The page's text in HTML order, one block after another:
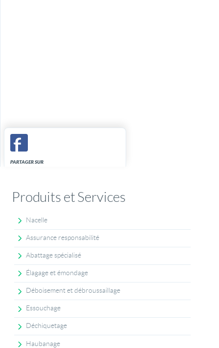
PARTAGER SUR
Produits et Services
Nacelle
Assurance responsabilité
Abattage spécialisé
Élagage et émondage
Déboisement et débroussaillage
Essouchage
Déchiquetage
Haubanage